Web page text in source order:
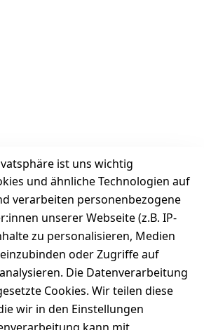
ist uns wichtig
und ähnliche Technologien auf
verarbeiten personenbezogene
unserer Webseite (z.B. IP-
zu personalisieren, Medien
oder Zugriffe auf
Die Datenverarbeitung
Cookies. Wir teilen diese
wir in den Einstellungen
uns
zum
Wir
versenden
mit
Zahle
bequem per